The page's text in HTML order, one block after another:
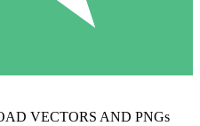
VECTORS AND PNGs